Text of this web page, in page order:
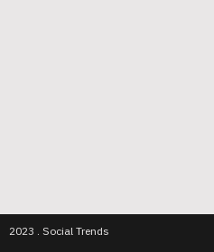
2023 . Social Trends